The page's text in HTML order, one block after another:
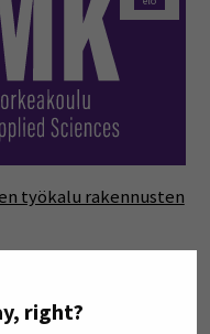
right?
työkalu rakennusten